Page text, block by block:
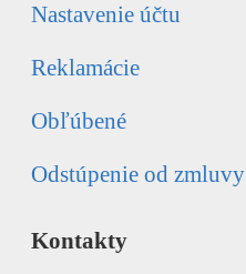
Nastavenie účtu
Reklamácie
Obľúbené
Odstúpenie od zmluvy
Kontakty